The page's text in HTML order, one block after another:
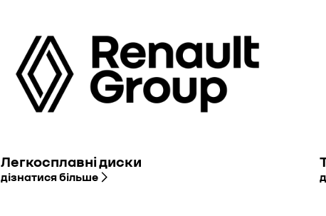
Легкосплавні диски
дізнатися більше